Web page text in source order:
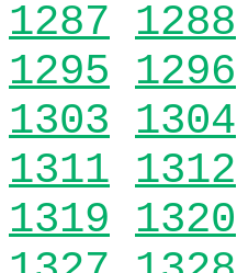
1287 1288
1295 1296
1303 1304
1311 1312
1319 1320